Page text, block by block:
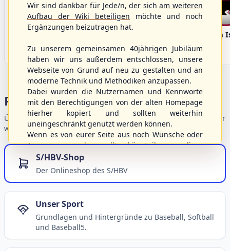
Bargenstedt
Elmshorn Alligators Fehmarn
Portalbereiche
Übersicht der Verbandsbereiche – wählen Sie einen Einstieg für
weiterführende Informationen.
S/HBV-Shop
Der Onlineshop des S/HBV
Unser Sport
Grundlagen und Hintergründe zu Baseball, Softball
und Baseball5.
Wir sind dankbar für Jede/n, der sicham weiteren
Aufbau der Wiki beteiligen möchte und noch
Ergänzungen beizutragen hat.
Zu unserem gemeinsamen 40jährigen Jubiläum
haben wir uns außerdem entschlossen, unsere
Webseite von Grund auf neu zu gestalten und an
moderne Technik und Methodiken anzupassen.
Dabei wurden die Nutzernamen und Kennworte
mit den Berechtigungen von der alten Homepage
hierher kopiert und sollten weiterhin
uneingeschränkt genutzt werden können.
Wenn es von eurer Seite aus noch Wünsche oder
Anregungen geben sollte, könnt ihr uns diese
gerne an die Verbandsadresse
schicken.